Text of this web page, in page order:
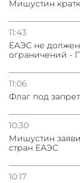
Мишустин
11:43
ЕАЭС не должен
ограничений -
11:06
Флаг под
10:30
Мишустин
стран ЕАЭС
10:17